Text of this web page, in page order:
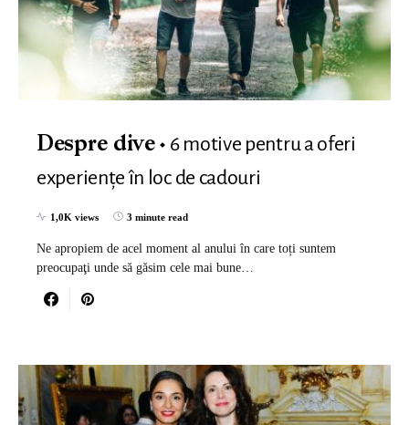
Despre dive
6 motive pentru a oferi
experiențe în loc de cadouri
1,0K views 3 minute read
Ne apropiem de acel moment al anului în care toți suntem
preocupaţi unde să găsim cele mai bune…